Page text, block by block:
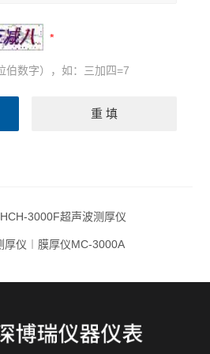
伯数字），如：三加四=7
3000F超声波测厚仪
厚仪︱膜厚仪MC-3000A